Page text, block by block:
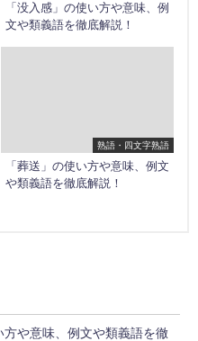
「没入感」の使い方や意味、例
文や類義語を徹底解説！
熟語・四文字熟語
「葬送」の使い方や意味、例文
や類義語を徹底解説！
方や意味、例文や類義語を徹